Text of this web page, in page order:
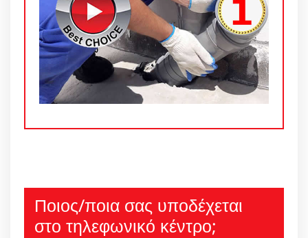
Ποιος/ποια σας υποδέχεται
στο τηλεφωνικό κέντρο;